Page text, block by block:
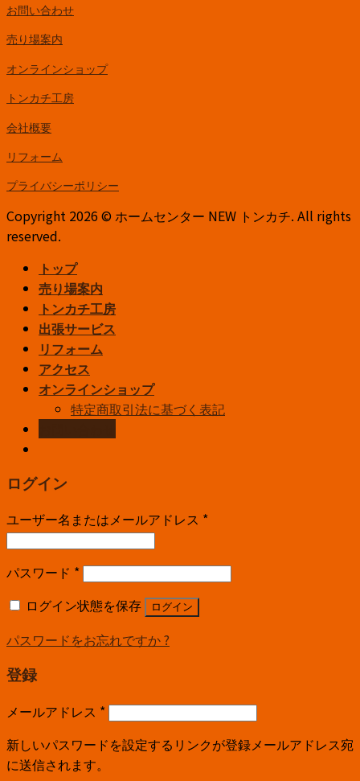
お問い合わせ
売り場案内
オンラインショップ
トンカチ工房
会社概要
リフォーム
プライバシーポリシー
Copyright 2026 © ホームセンター NEW トンカチ. All rights
reserved.
トップ
売り場案内
トンカチ工房
出張サービス
リフォーム
アクセス
オンラインショップ
特定商取引法に基づく表記
ログイン
ユーザー名またはメールアドレス *
パスワード *
ログイン状態を保存
ログイン
パスワードをお忘れですか ?
登録
メールアドレス *
新しいパスワードを設定するリンクが登録メールアドレス宛
に送信されます。